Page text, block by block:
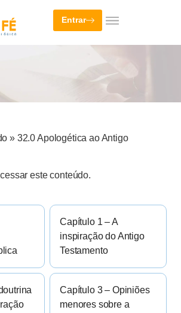
Entrar
» 32.0 Apologética ao Antigo
este conteúdo.
Capítulo 1 – A
inspiração do Antigo
Testamento
Capítulo 3 – Opiniões
menores sobre a